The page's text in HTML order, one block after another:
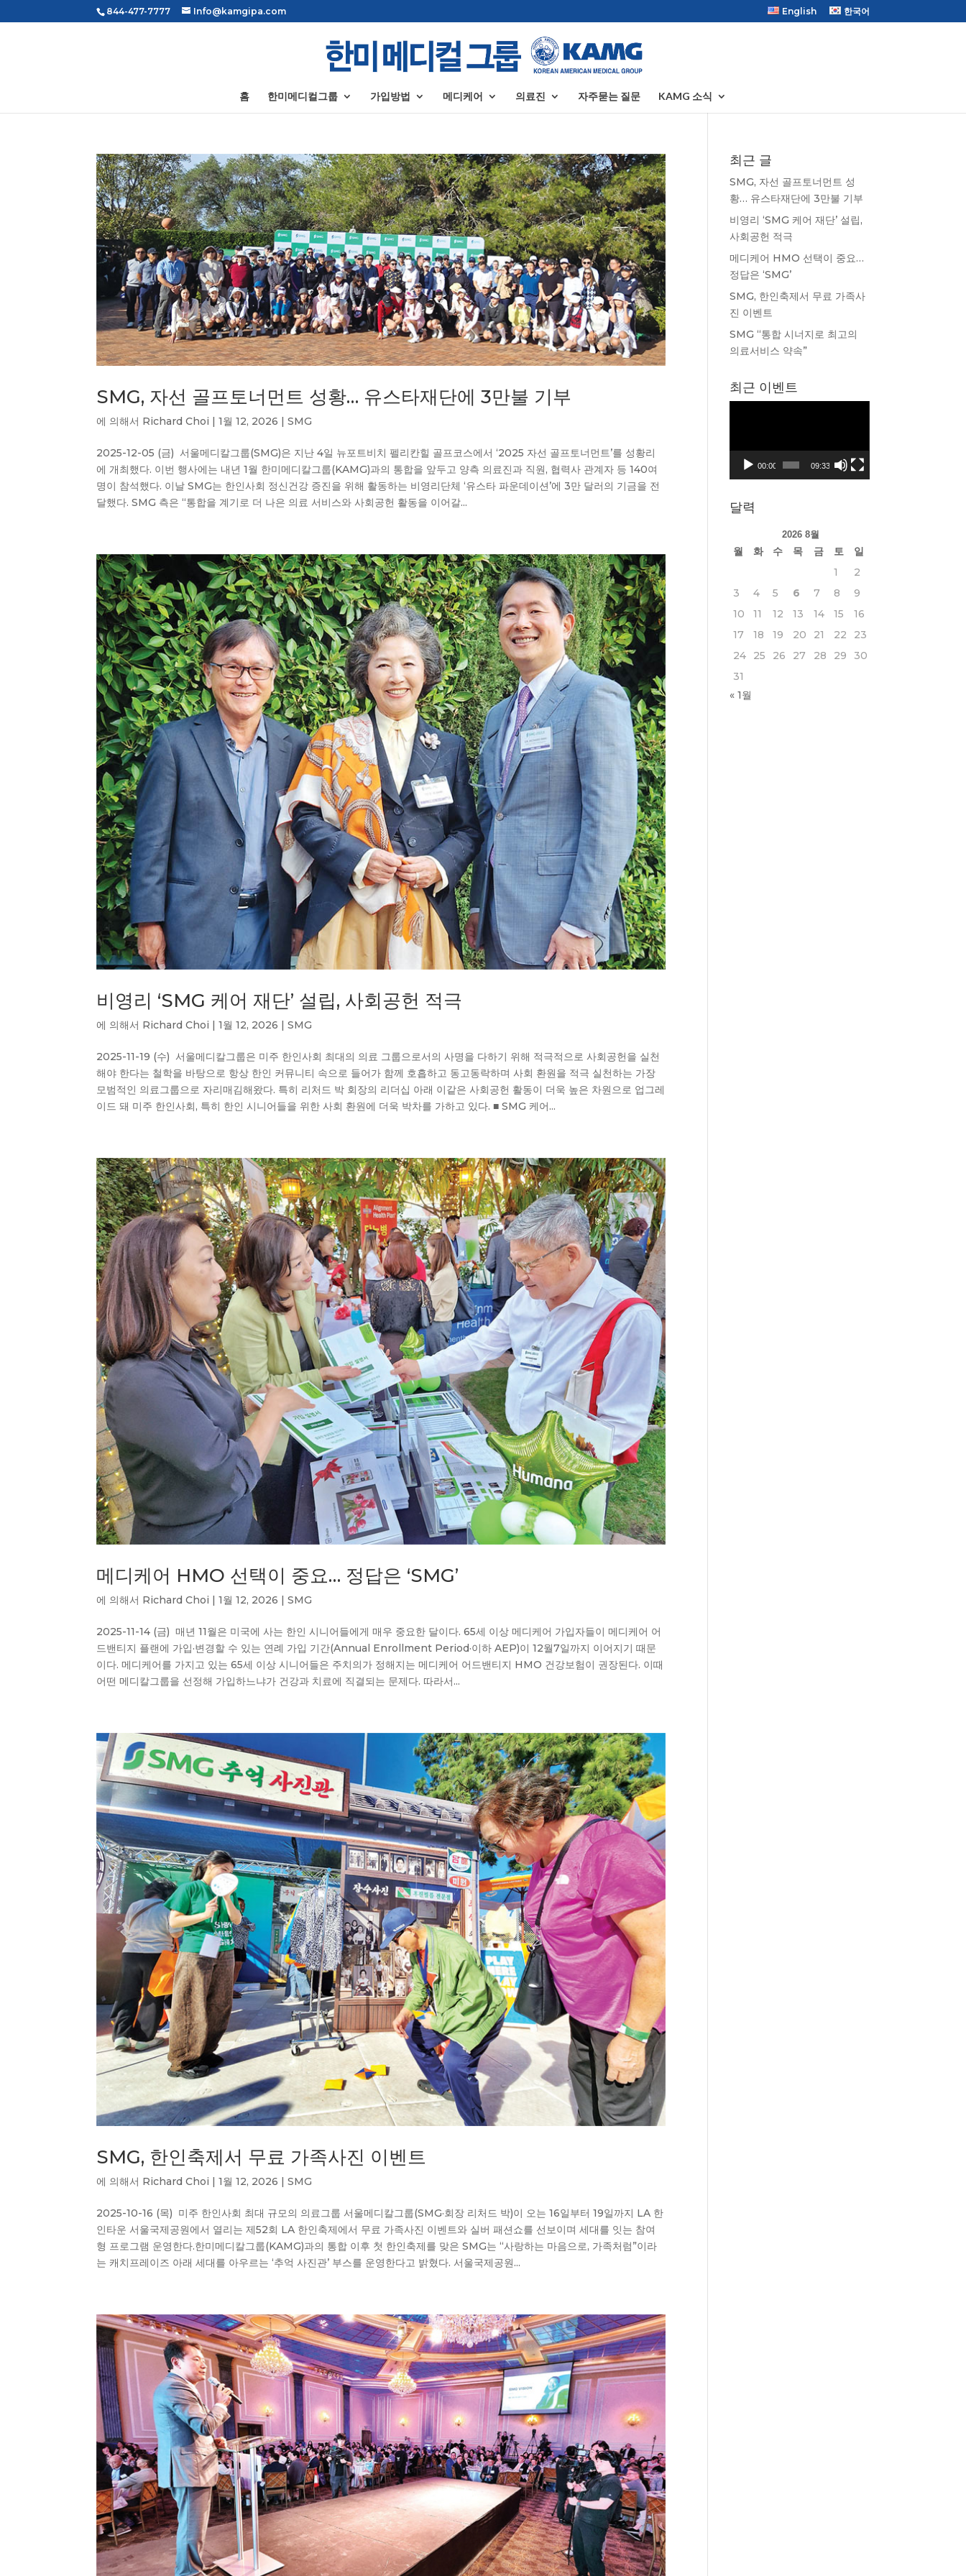
844-477-7777 Info@kamgipa.com English 한국어
홈 한미메디컬그룹 가입방법 메디케어 의료진 자주묻는 질문 KAMG 소식
SMG, 자선 골프토너먼트 성황… 유스타재단에 3만불 기부
에 의해서 Richard Choi |1월 12, 2026 |SMG
2025-12-05 (금) 서울메디칼그룹(SMG)은 지난 4일 뉴포트비치 펠리칸힐 골프코스에서 ‘2025 자선 골프토너먼트’를 성황리
에 개최했다. 이번 행사에는 내년 1월 한미메디칼그룹(KAMG)과의 통합을 앞두고 양측 의료진과 직원, 협력사 관계자 등 140여
명이 참석했다. 이날 SMG는 한인사회 정신건강 증진을 위해 활동하는 비영리단체 ‘유스타 파운데이션’에 3만 달러의 기금을 전
달했다. SMG 측은 “통합을 계기로 더 나은 의료 서비스와 사회공헌 활동을 이어갈...
비영리 ‘SMG 케어 재단’ 설립, 사회공헌 적극
에 의해서 Richard Choi |1월 12, 2026 |SMG
2025-11-19 (수) 서울메디칼그룹은 미주 한인사회 최대의 의료 그룹으로서의 사명을 다하기 위해 적극적으로 사회공헌을 실천
해야 한다는 철학을 바탕으로 항상 한인 커뮤니티 속으로 들어가 함께 호흡하고 동고동락하며 사회 환원을 적극 실천하는 가장
모범적인 의료그룹으로 자리매김해왔다. 특히 리처드 박 회장의 리더십 아래 이같은 사회공헌 활동이 더욱 높은 차원으로 업그레
이드 돼 미주 한인사회, 특히 한인 시니어들을 위한 사회 환원에 더욱 박차를 가하고 있다. ■ SMG 케어...
메디케어 HMO 선택이 중요… 정답은 ‘SMG’
에 의해서 Richard Choi |1월 12, 2026 |SMG
2025-11-14 (금) 매년 11월은 미국에 사는 한인 시니어들에게 매우 중요한 달이다. 65세 이상 메디케어 가입자들이 메디케어 어
드밴티지 플랜에 가입·변경할 수 있는 연례 가입 기간(Annual Enrollment Period·이하 AEP)이 12월7일까지 이어지기 때문
이다. 메디케어를 가지고 있는 65세 이상 시니어들은 주치의가 정해지는 메디케어 어드밴티지 HMO 건강보험이 권장된다. 이때
어떤 메디칼그룹을 선정해 가입하느냐가 건강과 치료에 직결되는 문제다. 따라서...
SMG, 한인축제서 무료 가족사진 이벤트
에 의해서 Richard Choi |1월 12, 2026 |SMG
2025-10-16 (목) 미주 한인사회 최대 규모의 의료그룹 서울메디칼그룹(SMG·회장 리처드 박)이 오는 16일부터 19일까지 LA 한
인타운 서울국제공원에서 열리는 제52회 LA 한인축제에서 무료 가족사진 이벤트와 실버 패션쇼를 선보이며 세대를 잇는 참여
형 프로그램 운영한다.한미메디칼그룹(KAMG)과의 통합 이후 첫 한인축제를 맞은 SMG는 “사랑하는 마음으로, 가족처럼”이라
는 캐치프레이즈 아래 세대를 아우르는 ‘추억 사진관’ 부스를 운영한다고 밝혔다. 서울국제공원...
최근 글
SMG, 자선 골프토너먼트 성
황… 유스타재단에 3만불 기부
비영리 ‘SMG 케어 재단’ 설립,
사회공헌 적극
메디케어 HMO 선택이 중요…
정답은 ‘SMG’
SMG, 한인축제서 무료 가족사
진 이벤트
SMG “통합 시너지로 최고의
의료서비스 약속”
최근 이벤트
어
00:00 09:33
달력
2026 8월
월 화 수 목 금 토
일
1
2
3
4 5 6 7 8
9
10
11 12 13 14 15
16
17
18 19 20 21 22
23
24
25 26 27 28 29
30
31
« 1월